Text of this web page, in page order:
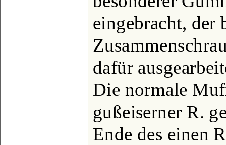
eingebracht, der
dafür
Die normale
gußeiserner R.
Ende des einen